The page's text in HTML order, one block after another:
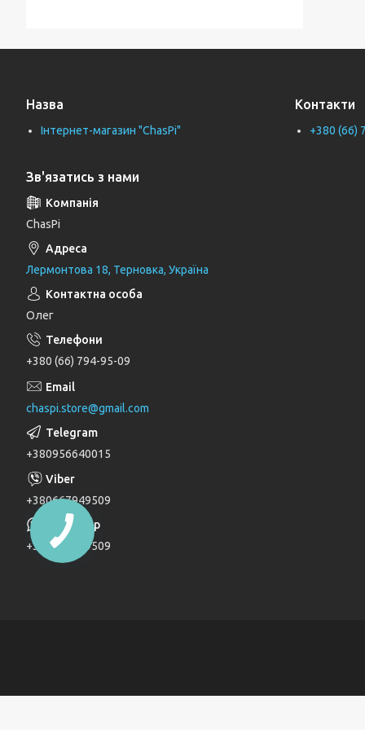
Труби каналізаційні
Унітази
Циркуляційні насоси
Генератори
Шлангові під'єднання та перемикаючі
вентилі
Тримачі, кронштейни та штанги для
душу
Лійки для душу
Душові комплекти
Трапи
Паяльники для пластикових труб
Дзеркала
Дитячі ліжечка
Кухонні модулі
Назва
Інтернет-магазин "ChasPi"
Контакти
+380 (66)
Зв'язатись з нами
ChasPi
Лермонтова 18, Терновка, Україна
Олег
+380 (66) 794-95-09
chaspi.store@gmail.com
+380956640015
+380667949509
+380667949509